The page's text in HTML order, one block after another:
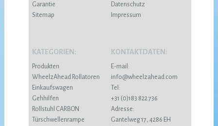
Garantie
Sitemap
Datenschutz
Impressum
KATEGORIEN:
Produkten
WheelzAhead Rollatoren
Einkaufswagen
Gehhilfen
Rollstuhl CARBON
Türschwellenrampe
KONTAKTDATEN:
E-mail:
info@wheelzahead.com
Tel:
+31 (0)183 822 736
Adresse:
Gantelweg 17, 4286 EH